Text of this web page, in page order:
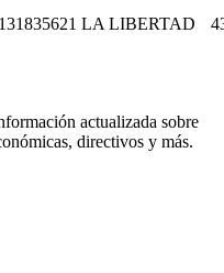
LA LIBERTAD
actualizada sobre
directivos y más.